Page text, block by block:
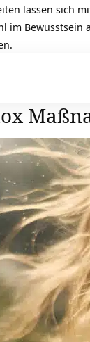
lassen sich
im Bewusstsein